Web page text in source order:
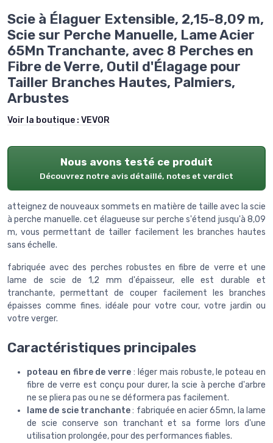
Scie à Élaguer Extensible, 2,15-8,09 m,
Scie sur Perche Manuelle, Lame Acier
65Mn Tranchante, avec 8 Perches en
Fibre de Verre, Outil d'Élagage pour
Tailler Branches Hautes, Palmiers,
Arbustes
Voir la boutique : VEVOR
Nous avons testé ce produit
Découvrez notre avis détaillé, notes et verdict
atteignez de nouveaux sommets en matière de taille avec la scie
à perche manuelle. cet élagueuse sur perche s'étend jusqu'à 8,09
m, vous permettant de tailler facilement les branches hautes
sans échelle.
fabriquée avec des perches robustes en fibre de verre et une
lame de scie de 1,2 mm d'épaisseur, elle est durable et
tranchante, permettant de couper facilement les branches
épaisses comme fines. idéale pour votre cour, votre jardin ou
votre verger.
Caractéristiques principales
poteau en fibre de verre : léger mais robuste, le poteau en
fibre de verre est conçu pour durer, la scie à perche d'arbre
ne se pliera pas ou ne se déformera pas facilement.
lame de scie tranchante: fabriquée en acier 65mn, la lame
de scie conserve son tranchant et sa forme lors d'une
utilisation prolongée, pour des performances fiables.